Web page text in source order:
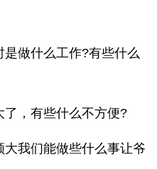
做什么工作?有些什么
，有些什么不方便?
我们能做些什么事让爷